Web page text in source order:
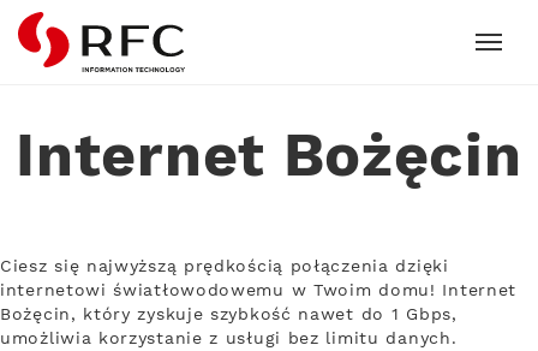
RFC
Internet Bożęcin
Ciesz się najwyższą prędkością połączenia dzięki
internetowi światłowodowemu w Twoim domu! Internet
Bożęcin, który zyskuje szybkość nawet do 1 Gbps,
umożliwia korzystanie z usługi bez limitu danych.